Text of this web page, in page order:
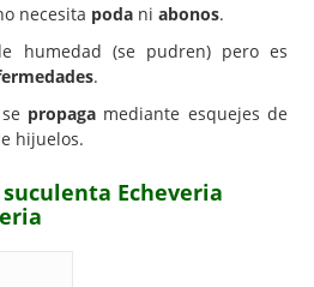
necesita poda ni abonos.
humedad (se pudren) pero es
.
propaga mediante esquejes de
hijuelos.
Echeveria